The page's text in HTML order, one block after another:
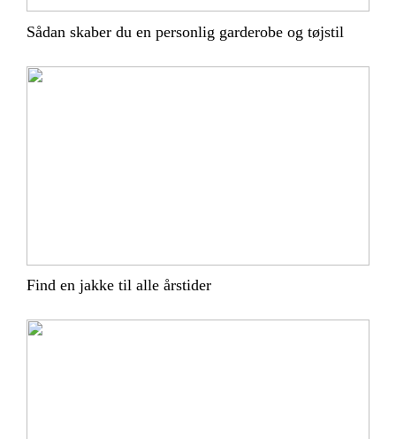
Sådan skaber du en personlig garderobe og tøjstil
Find en jakke til alle årstider